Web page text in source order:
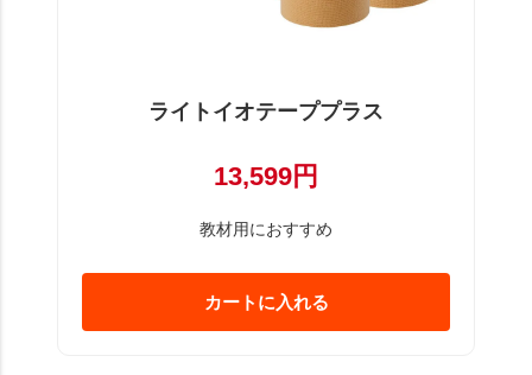
ライトイオテーププラス
13,599円
教材用におすすめ
カートに入れる